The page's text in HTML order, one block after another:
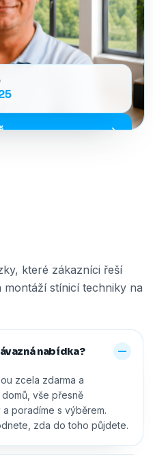
které zákazníci řeší
stínicí techniky na
nabídka?
zcela zdarma a
vše přesně
poradíme s výběrem.
zda do toho půjdete.